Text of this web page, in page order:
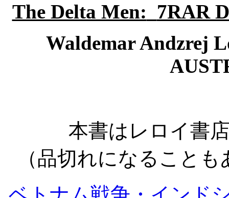
The Delta Men: 7RAR
Waldemar Andzrej
本書はレロイ書
（品切れになること